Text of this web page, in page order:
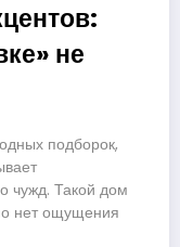
не
подборок,
чужд. Такой дом
нет ощущения